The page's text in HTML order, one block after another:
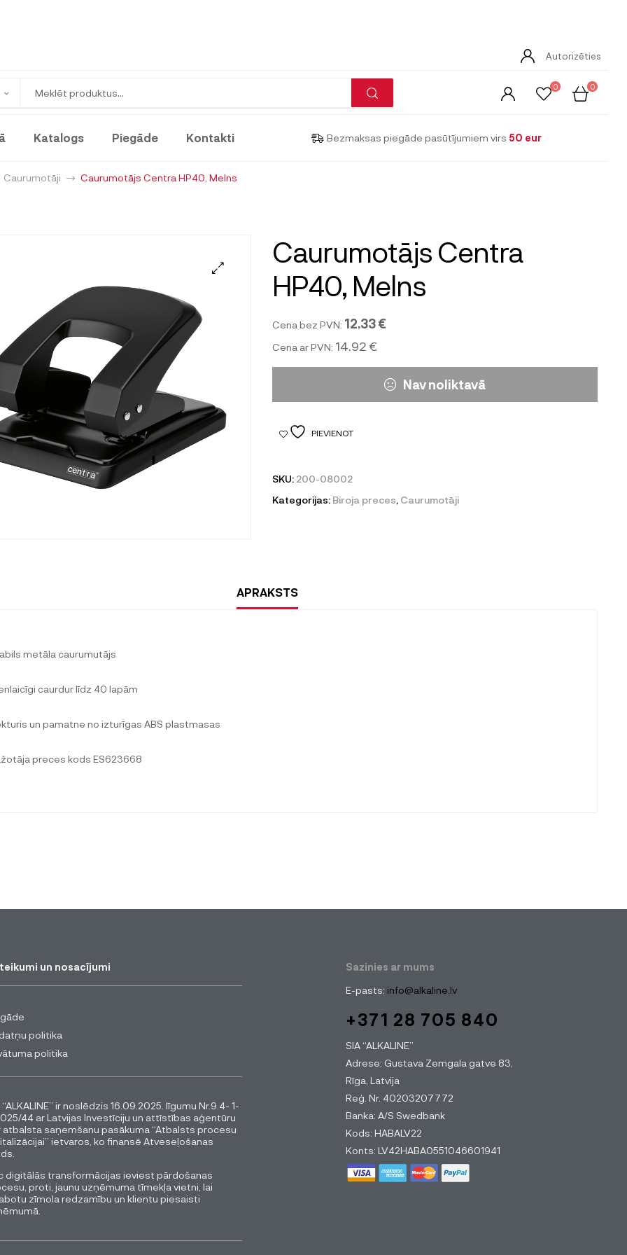
Autorizēties
0 0
Katalogs Piegāde Kontakti Bezmaksas piegāde pasūtījumiem virs 50 eur
Caurumotāji Caurumotājs Centra HP40, Melns
Caurumotājs Centra
HP40, Melns
Cena bez PVN: 12.33 €
Cena ar PVN: 14.92 €
Nav noliktavā
PIEVIENOT
SKU: 200-08002
Kategorijas: Biroja preces, Caurumotāji
APRAKSTS
metāla caurumutājs
caurdur līdz 40 lapām
un pamatne no izturīgas ABS plastmasas
preces kods ES623668
un nosacījumi
politika
politika
“ALKALINE” ir noslēdzis 16.09.2025. līgumu Nr.9.4- 1-
44 ar Latvijas Investīciju un attīstības aģentūru
atbalsta saņemšanu pasākuma “Atbalsts procesu
ietvaros, ko finansē Atveseļošanas
digitālās transformācijas ieviest pārdošanas
proti, jaunu uzņēmuma tīmekļa vietni, lai
zīmola redzamību un klientu piesaisti
Sazinies ar mums
E-pasts: info@alkaline.lv
+371 28 705 840
SIA “ALKALINE”
Adrese: Gustava Zemgala gatve 83,
Rīga, Latvija
Reģ. Nr. 40203207772
Banka: A/S Swedbank
Kods: HABALV22
Konts: LV42HABA0551046601941